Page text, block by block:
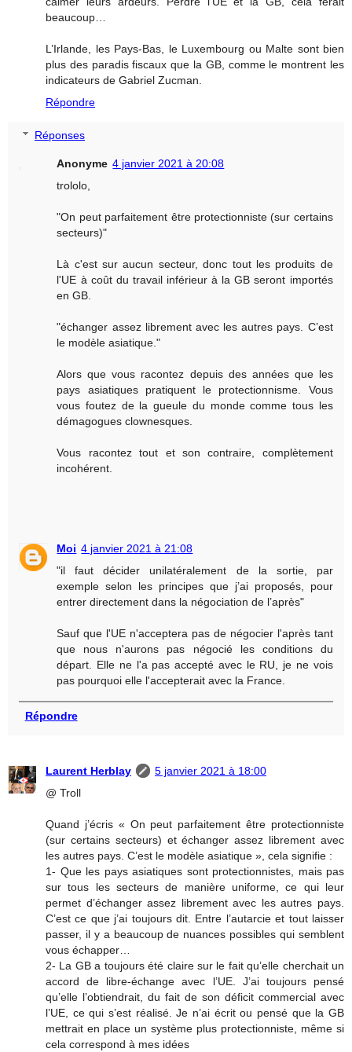
beaucoup…
L’Irlande, les Pays-Bas, le Luxembourg ou Malte sont bien
plus des paradis fiscaux que la GB, comme le montrent les
indicateurs de Gabriel Zucman.
Répondre
Réponses
Anonyme 4 janvier 2021 à 20:08
trololo,
"On peut parfaitement être protectionniste (sur certains
secteurs)"
Là c'est sur aucun secteur, donc tout les produits de
l'UE à coût du travail inférieur à la GB seront importés
en GB.
"échanger assez librement avec les autres pays. C’est
le modèle asiatique."
Alors que vous racontez depuis des années que les
pays asiatiques pratiquent le protectionnisme. Vous
vous foutez de la gueule du monde comme tous les
démagogues clownesques.
Vous racontez tout et son contraire, complètement
incohérent.
Moi 4 janvier 2021 à 21:08
"il faut décider unilatéralement de la sortie, par
exemple selon les principes que j’ai proposés, pour
entrer directement dans la négociation de l’après"
Sauf que l'UE n'acceptera pas de négocier l'après tant
que nous n'aurons pas négocié les conditions du
départ. Elle ne l'a pas accepté avec le RU, je ne vois
pas pourquoi elle l'accepterait avec la France.
Répondre
Laurent Herblay
5 janvier 2021 à 18:00
@ Troll
Quand j’écris « On peut parfaitement être protectionniste
(sur certains secteurs) et échanger assez librement avec
les autres pays. C’est le modèle asiatique », cela signifie :
1- Que les pays asiatiques sont protectionnistes, mais pas
sur tous les secteurs de manière uniforme, ce qui leur
permet d’échanger assez librement avec les autres pays.
C’est ce que j’ai toujours dit. Entre l’autarcie et tout laisser
passer, il y a beaucoup de nuances possibles qui semblent
vous échapper…
2- La GB a toujours été claire sur le fait qu’elle cherchait un
accord de libre-échange avec l’UE. J’ai toujours pensé
qu’elle l’obtiendrait, du fait de son déficit commercial avec
l’UE, ce qui s’est réalisé. Je n’ai écrit ou pensé que la GB
mettrait en place un système plus protectionniste, même si
cela correspond à mes idées